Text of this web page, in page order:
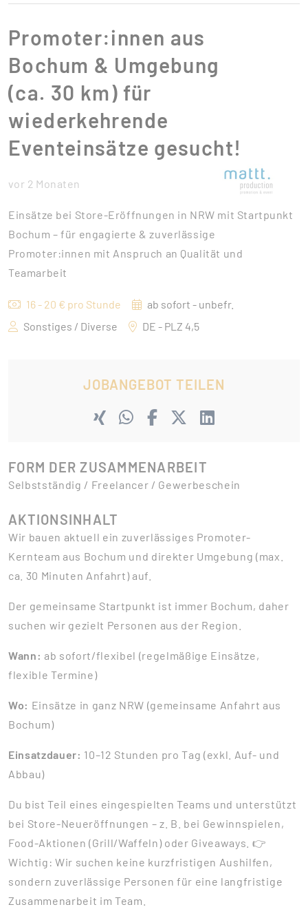
Promoter:innen aus
Bochum & Umgebung
(ca. 30 km) für
wiederkehrende
Eventeinsätze gesucht!
vor 2 Monaten
Einsätze bei Store-Eröffnungen in NRW mit Startpunkt
Bochum – für engagierte & zuverlässige
Promoter:innen mit Anspruch an Qualität und
Teamarbeit
16 - 20 € pro Stunde
ab sofort - unbefr.
Sonstiges / Diverse
DE - PLZ 4,5
JOBANGEBOT TEILEN
FORM DER ZUSAMMENARBEIT
Selbstständig / Freelancer / Gewerbeschein
AKTIONSINHALT
Wir bauen aktuell ein zuverlässiges Promoter-
Kernteam aus Bochum und direkter Umgebung (max.
ca. 30 Minuten Anfahrt) auf.
Der gemeinsame Startpunkt ist immer Bochum, daher
suchen wir gezielt Personen aus der Region.
Wann: ab sofort/flexibel (regelmäßige Einsätze,
flexible Termine)
Wo: Einsätze in ganz NRW (gemeinsame Anfahrt aus
Bochum)
Einsatzdauer: 10–12 Stunden pro Tag (exkl. Auf- und
Abbau)
Du bist Teil eines eingespielten Teams und unterstützt
bei Store-Neueröffnungen – z. B. bei Gewinnspielen,
Food-Aktionen (Grill/Waffeln) oder Giveaways. 👉
Wichtig: Wir suchen keine kurzfristigen Aushilfen,
sondern zuverlässige Personen für eine langfristige
Zusammenarbeit im Team.